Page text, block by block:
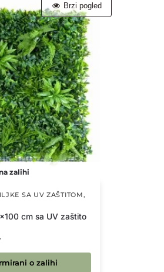
zalihi
SA UV ZAŠTITOM ,
cm sa UV zaštito
o zalihi
Brzi pogled